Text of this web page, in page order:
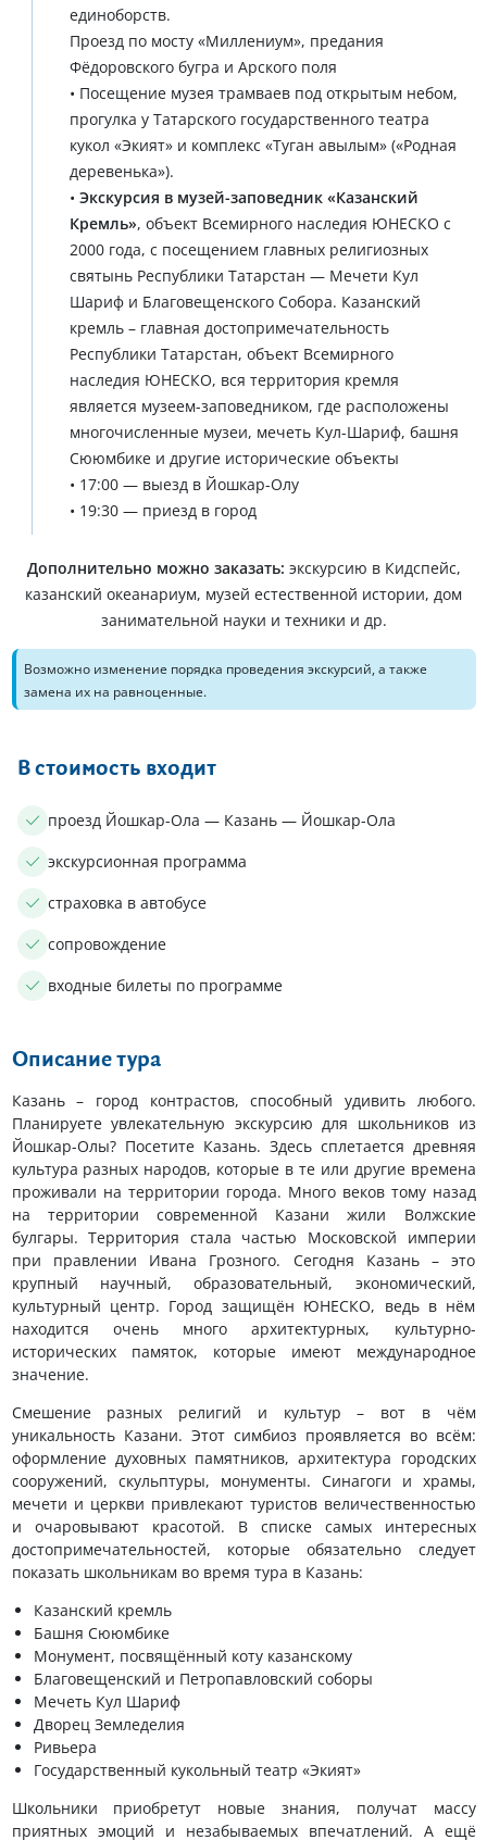
единоборств.
Проезд по мосту «Миллениум», предания
Фёдоровского бугра и Арского поля
• Посещение музея трамваев под открытым небом,
прогулка у Татарского государственного театра
кукол «Экият» и комплекс «Туган авылым» («Родная
деревенька»).
• Экскурсия в музей-заповедник «Казанский
Кремль», объект Всемирного наследия ЮНЕСКО с
2000 года, с посещением главных религиозных
святынь Республики Татарстан — Мечети Кул
Шариф и Благовещенского Собора. Казанский
кремль – главная достопримечательность
Республики Татарстан, объект Всемирного
наследия ЮНЕСКО, вся территория кремля
является музеем-заповедником, где расположены
многочисленные музеи, мечеть Кул-Шариф, башня
Сююмбике и другие исторические объекты
• 17:00 — выезд в Йошкар-Олу
• 19:30 — приезд в город
Дополнительно можно заказать: экскурсию в Кидспейс,
казанский океанариум, музей естественной истории, дом
занимательной науки и техники и др.
Возможно изменение порядка проведения экскурсий, а также
замена их на равноценные.
В стоимость входит
проезд Йошкар-Ола — Казань — Йошкар-Ола
экскурсионная программа
страховка в автобусе
сопровождение
входные билеты по программе
Описание тура
Казань – город контрастов, способный удивить любого.
Планируете увлекательную экскурсию для школьников из
Йошкар-Олы? Посетите Казань. Здесь сплетается древняя
культура разных народов, которые в те или другие времена
проживали на территории города. Много веков тому назад
на территории современной Казани жили Волжские
булгары. Территория стала частью Московской империи
при правлении Ивана Грозного. Сегодня Казань – это
крупный научный, образовательный, экономический,
культурный центр. Город защищён ЮНЕСКО, ведь в нём
находится очень много архитектурных, культурно-
исторических памяток, которые имеют международное
значение.
Смешение разных религий и культур – вот в чём
уникальность Казани. Этот симбиоз проявляется во всём:
оформление духовных памятников, архитектура городских
сооружений, скульптуры, монументы. Синагоги и храмы,
мечети и церкви привлекают туристов величественностью
и очаровывают красотой. В списке самых интересных
достопримечательностей, которые обязательно следует
показать школьникам во время тура в Казань:
Казанский кремль
Башня Сююмбике
Монумент, посвящённый коту казанскому
Благовещенский и Петропавловский соборы
Мечеть Кул Шариф
Дворец Земледелия
Ривьера
Государственный кукольный театр «Экият»
Школьники приобретут новые знания, получат массу
приятных эмоций и незабываемых впечатлений. А ещё